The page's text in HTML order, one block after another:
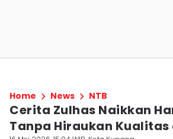
Home News NTB
Cerita Zulhas Naikkan
Tanpa Hiraukan